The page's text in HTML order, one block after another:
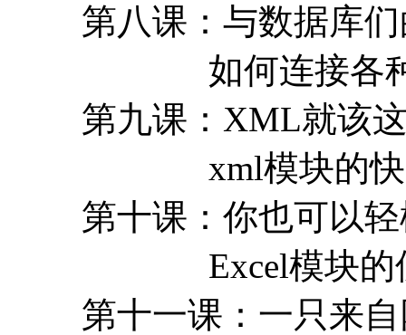
第八课：与数据库
如何连接各种
第九课：XML就该
xml模块的快
第十课：你也可以
Excel模块的
第十一课：一只来